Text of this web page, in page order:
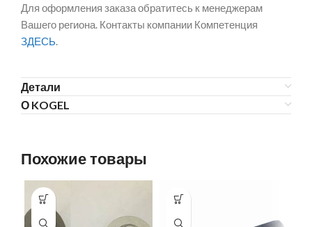
Для оформления заказа обратитесь к менеджерам
Вашего региона. Контакты компании Компетенция
ЗДЕСЬ.
Детали
О KOGEL
Похожие товары